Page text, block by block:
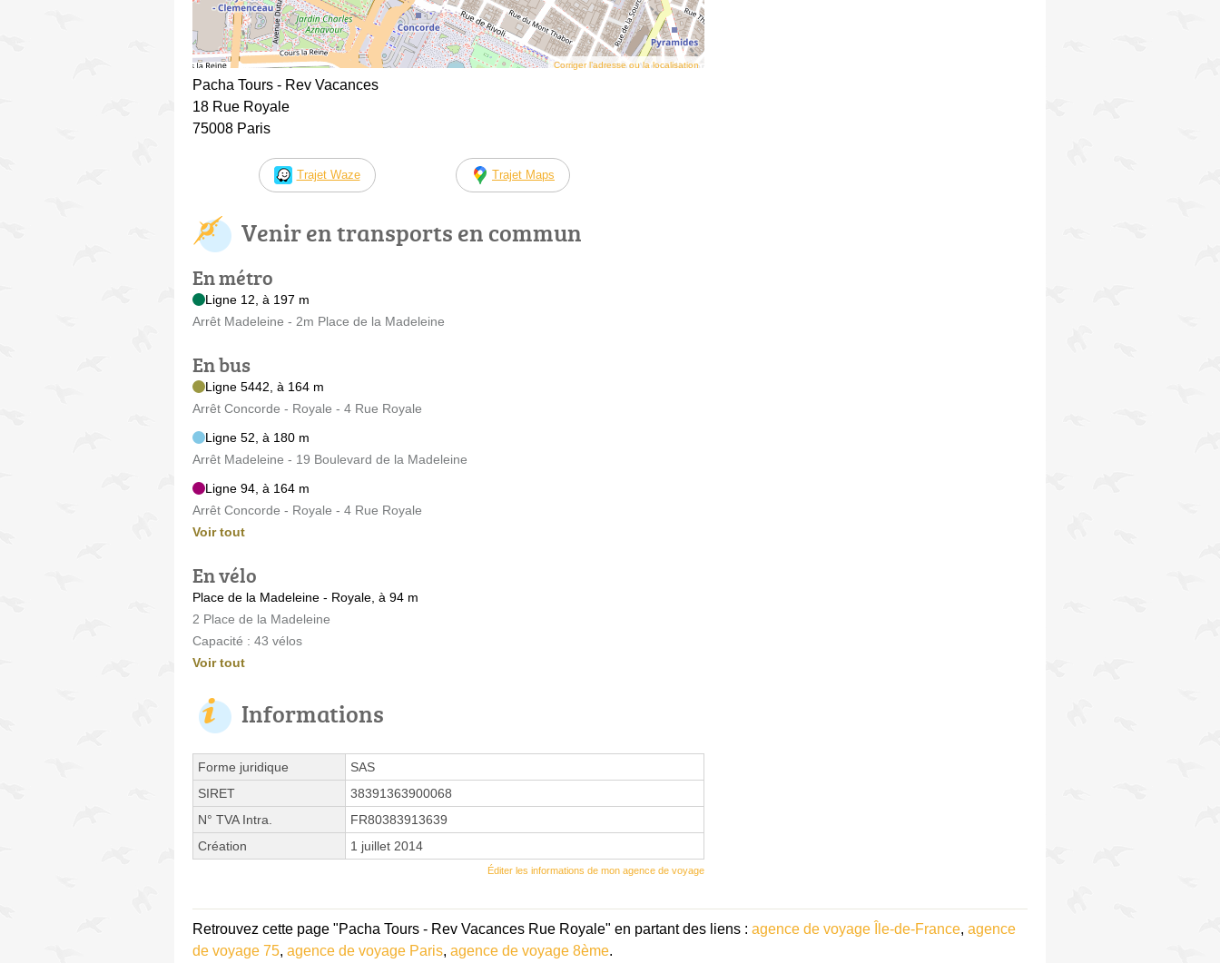
Corriger l’adresse ou la localisation
Pacha Tours - Rev Vacances
18 Rue Royale
75008 Paris
Trajet Waze Trajet Maps
Venir en transports en commun
En métro
Ligne 12, à 197 m
Arrêt Madeleine - 2m Place de la Madeleine
En bus
Ligne 5442, à 164 m
Arrêt Concorde - Royale - 4 Rue Royale
Ligne 52, à 180 m
Arrêt Madeleine - 19 Boulevard de la Madeleine
Ligne 94, à 164 m
Arrêt Concorde - Royale - 4 Rue Royale
Voir tout
En vélo
Place de la Madeleine - Royale, à 94 m
2 Place de la Madeleine
Capacité : 43 vélos
Voir tout
Informations
Forme juridique
SAS
SIRET
38391363900068
N° TVA Intra.
FR80383913639
Création
1 juillet 2014
Éditer les informations de mon agence de voyage
Retrouvez cette page "Pacha Tours - Rev Vacances Rue Royale" en partant des liens : agence de voyage Île-de-France, agence
de voyage 75, agence de voyage Paris, agence de voyage 8ème.